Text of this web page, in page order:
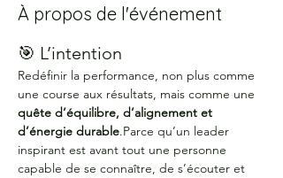
À propos de l'événement
🎯 L’intention
Redéfinir la performance, non plus comme
une course aux résultats, mais comme une
quête d’équilibre, d’alignement et
d’énergie durable.Parce qu’un leader
inspirant est avant tout une personne
capable de se connaître, de s’écouter et